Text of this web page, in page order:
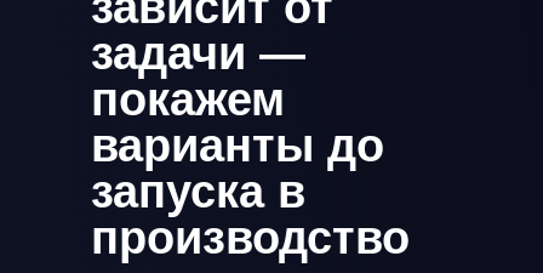
задачи —
покажем
варианты до
запуска в
производство